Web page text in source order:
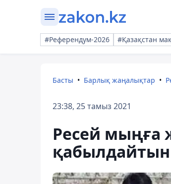
#Референдум-2026 #Қазақстан
Басты Барлық жаңалықтар
23:38, 25 тамыз 2021
Ресей мыңға